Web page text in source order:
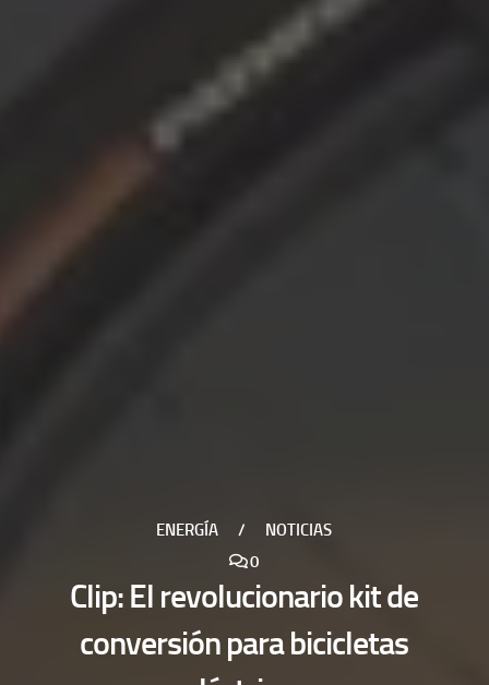
ENERGÍA /
NOTICIAS
0
Clip: El revolucionario kit de
conversión para bicicletas